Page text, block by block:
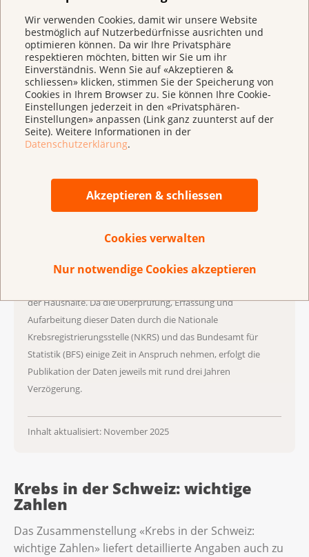
Wir verwenden Cookies, damit wir unsere Website
bestmöglich auf Nutzerbedürfnisse ausrichten und
optimieren können. Da wir Ihre Privatsphäre
respektieren möchten, bitten wir Sie um ihr
Einverständnis. Wenn Sie auf «Akzeptieren &
schliessen» klicken, stimmen Sie der Speicherung von
Cookies in Ihrem Browser zu. Sie können Ihre Cookie-
Einstellungen jederzeit in den «Privatsphären-
Einstellungen» anpassen (Link ganz zuunterst auf der
Seite). Weitere Informationen in der
Datenschutzerklärung.
Akzeptieren & schliessen
Cookies verwalten
Nur notwendige Cookies akzeptieren
Anmerkungen
Die Zahlen wurden gerundet (ausgenommen
Neuerkrankungen nach Altersgruppe).
Alle Krebsneuerkrankungen: alle Krebsarten mit Ausnahme
der nicht-melanotischen Hautkrebse.
Überlebensrate 5 Jahre nach der Diagnose: relative 5-Jahres-
Überlebensrate.
Quellen für die Zahlen
Bundesamt für Statistik
Massgeblicher Zeitraum für die Zahlen: Jahre 2018–2022
Bei den Krebszahlen handelt es sich um eine
Krebsregister, des Kinderkrebsregisters, der
der Haushalte. Da die Überprüfung, Erfassung und
Aufarbeitung dieser Daten durch die Nationale
Krebsregistrierungsstelle (NKRS) und das Bundesamt für
Statistik (BFS) einige Zeit in Anspruch nehmen, erfolgt die
Publikation der Daten jeweils mit rund drei Jahren
Verzögerung.
Inhalt aktualisiert: November 2025
Krebs in der Schweiz: wichtige
Zahlen
Das Zusammenstellung «Krebs in der Schweiz:
wichtige Zahlen» liefert detaillierte Angaben auch zu